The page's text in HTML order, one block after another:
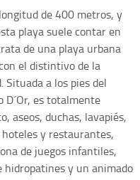
de 400 metros, y
playa suele contar en
de una playa urbana
el distintivo de la
Situada a los pies del
D´Or, es totalmente
aseos, duchas, lavapiés,
hoteles y restaurantes,
de juegos infantiles,
hidropatines y un animado